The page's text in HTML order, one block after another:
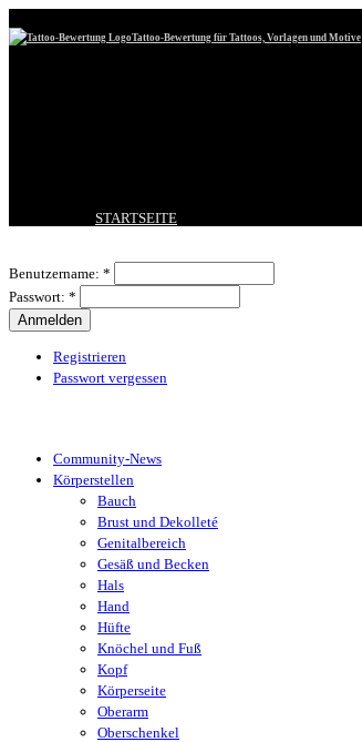
Tattoo-Bewertung für Tattoos, Vorlagen und Motive
STARTSEITE
BESTE TATTOOS
NEUESTE TATTOOS
Benutzername: *
Passwort: *
Registrieren
Passwort vergessen
Community-News
Körperstellen
Bauch
Brust und Dekolleté
Genitalbereich
Gesäß und Becken
Hals
Hand
Hüfte
Knöchel und Fuß
Kopf
Körperseite
Oberarm
Oberschenkel